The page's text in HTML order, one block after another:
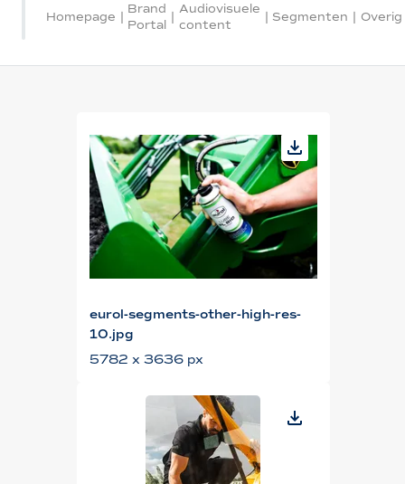
Homepage |
Brand
Portal
|
Audiovisuele
content
| Segmenten | Overig
eurol-segments-other-high-res-
10.jpg
5782 x 3636 px